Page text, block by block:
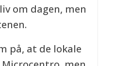
om dagen, men
på, at de lokale